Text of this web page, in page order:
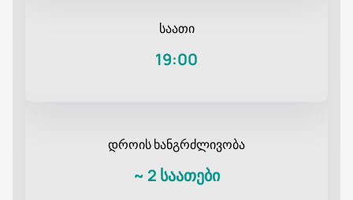
საათი
19:00
დროის ხანგრძლივობა
~ 2 საათები